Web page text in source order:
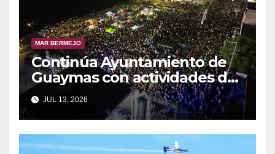
MAR BERMEJO
Continúa Ayuntamiento de
Guaymas con actividades del
XXIII Festival Mar Bermejo
2026
JUL 13, 2026